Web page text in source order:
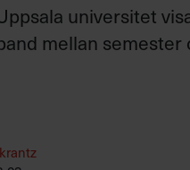
universitet
mellan semester